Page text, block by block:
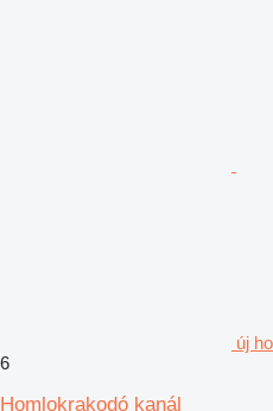
új
6
Homlokrakodó kanál